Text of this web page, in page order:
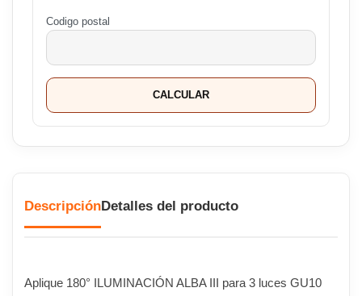
Codigo postal
CALCULAR
DescripciónDetalles del producto
Aplique 180° ILUMINACIÓN ALBA III para 3 luces GU10